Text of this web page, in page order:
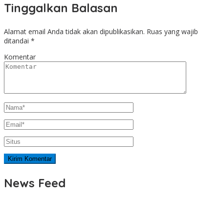
Tinggalkan Balasan
Alamat email Anda tidak akan dipublikasikan. Ruas yang wajib
ditandai *
Komentar
News Feed